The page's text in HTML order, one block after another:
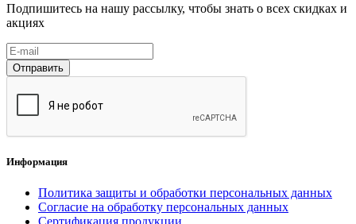
Подпишитесь на нашу рассылку, чтобы знать о всех скидках и
акциях
Отправить
Информация
Политика защиты и обработки персональных данных
Согласие на обработку персональных данных
Сертификация продукции